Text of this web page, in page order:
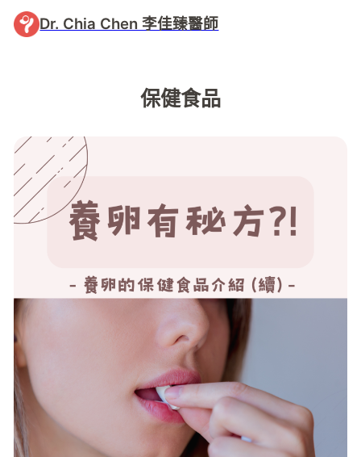
Dr. Chia Chen 李佳臻醫師
保健食品